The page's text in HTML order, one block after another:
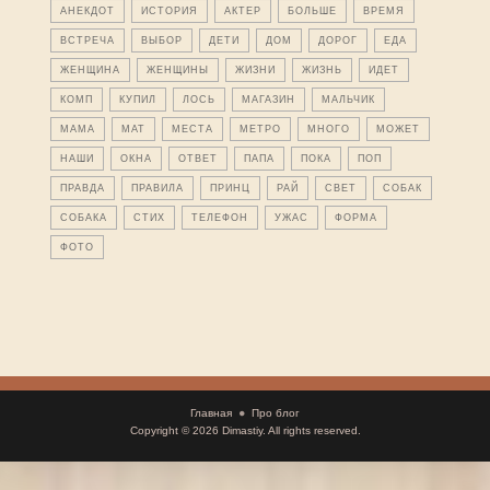
АНЕКДОТ ИСТОРИЯ АКТЕР БОЛЬШЕ ВРЕМЯ
ВСТРЕЧА ВЫБОР ДЕТИ ДОМ ДОРОГ ЕДА
ЖЕНЩИНА ЖЕНЩИНЫ ЖИЗНИ ЖИЗНЬ ИДЕТ
КОМП КУПИЛ ЛОСЬ МАГАЗИН МАЛЬЧИК
МАМА МАТ МЕСТА МЕТРО МНОГО МОЖЕТ
НАШИ ОКНА ОТВЕТ ПАПА ПОКА ПОП
ПРАВДА ПРАВИЛА ПРИНЦ РАЙ СВЕТ СОБАК
СОБАКА СТИХ ТЕЛЕФОН УЖАС ФОРМА
ФОТО
Главная
Про блог
Copyright © 2026 Dimastiy. All rights reserved.